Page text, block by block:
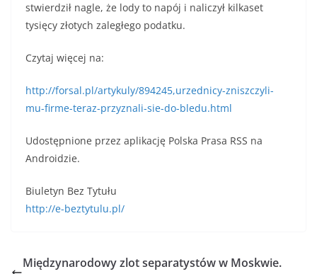
stwierdził nagle, że lody to napój i naliczył kilkaset
tysięcy złotych zaległego podatku.
Czytaj więcej na:
http://forsal.pl/artykuly/894245,urzednicy-zniszczyli-
mu-firme-teraz-przyznali-sie-do-bledu.html
Udostępnione przez aplikację Polska Prasa RSS na
Androidzie.
Biuletyn Bez Tytułu
http://e-beztytulu.pl/
Międzynarodowy zlot separatystów w Moskwie.